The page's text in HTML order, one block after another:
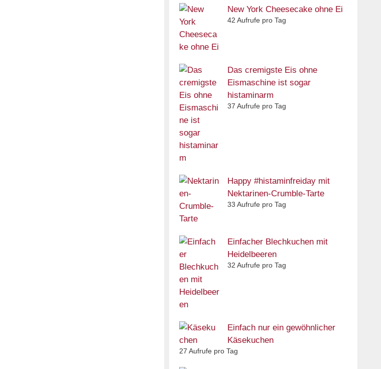
New York Cheesecake ohne Ei
42 Aufrufe pro Tag
Das cremigste Eis ohne
Eismaschine ist sogar
histaminarm
37 Aufrufe pro Tag
Happy #histaminfreiday mit
Nektarinen-Crumble-Tarte
33 Aufrufe pro Tag
Einfacher Blechkuchen mit
Heidelbeeren
32 Aufrufe pro Tag
Einfach nur ein gewöhnlicher
Käsekuchen
27 Aufrufe pro Tag